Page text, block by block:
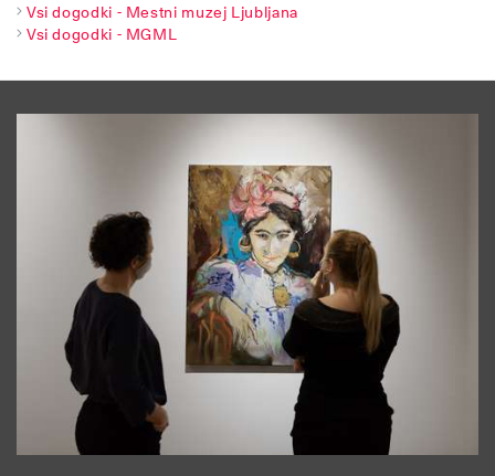
Vsi dogodki - Mestni muzej Ljubljana
Vsi dogodki - MGML